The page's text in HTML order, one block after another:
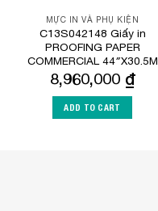
MỰC IN VÀ PHỤ KIỆN
C13S042148 Giấy in
PROOFING PAPER
COMMERCIAL 44″X30.5M
8,960,000 ₫
ADD TO CART